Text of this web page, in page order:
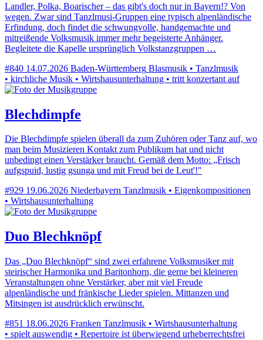
Landler, Polka, Boarischer – das gibt's doch nur in Bayern!? Von
wegen. Zwar sind Tanzlmusi-Gruppen eine typisch alpenländische
Erfindung, doch findet die schwungvolle, handgemachte und
mitreißende Volksmusik immer mehr begeisterte Anhänger.
Begleitete die Kapelle ursprünglich Volkstanzgruppen …
#840 14.07.2026 Baden-Württemberg Blasmusik • Tanzlmusik
• kirchliche Musik • Wirtshausunterhaltung • tritt konzertant auf
Blechdimpfe
Die Blechdimpfe spielen überall da zum Zuhören oder Tanz auf, wo
man beim Musizieren Kontakt zum Publikum hat und nicht
unbedingt einen Verstärker braucht. Gemäß dem Motto: „Frisch
aufgspuid, lustig gsunga und mit Freud bei de Leut'!"
#929 19.06.2026 Niederbayern Tanzlmusik • Eigenkompositionen
• Wirtshausunterhaltung
Duo Blechknöpf
Das „Duo Blechknöpf“ sind zwei erfahrene Volksmusiker mit
steirischer Harmonika und Baritonhorn, die gerne bei kleineren
Veranstaltungen ohne Verstärker, aber mit viel Freude
alpenländische und fränkische Lieder spielen. Mittanzen und
Mitsingen ist ausdrücklich erwünscht.
#851 18.06.2026 Franken Tanzlmusik • Wirtshausunterhaltung
• spielt auswendig • Repertoire ist überwiegend urheberrechtsfrei